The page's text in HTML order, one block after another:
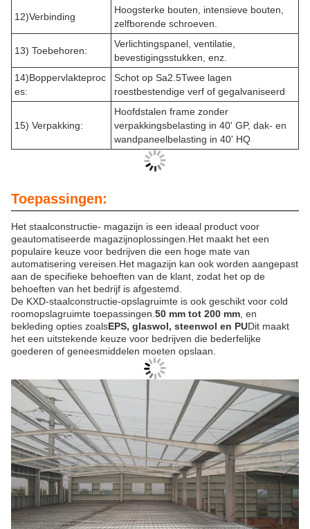
12)Verbinding
Hoogsterke bouten, intensieve bouten,
zelfborende schroeven.
13) Toebehoren:
Verlichtingspanel, ventilatie,
bevestigingsstukken, enz.
14)Boppervlakteproc
es:
Schot op Sa2.5­Twee lagen
roestbestendige verf of gegalvaniseerd
15) Verpakking:
Hoofdstalen frame zonder
verpakkingsbelasting in 40' GP, dak- en
wandpaneelbelasting in 40' HQ
Toepassingen:
Het staalconstructie- magazijn is een ideaal product voor
geautomatiseerde magazijnoplossingen.Het maakt het een
populaire keuze voor bedrijven die een hoge mate van
automatisering vereisen.Het magazijn kan ook worden aangepast
aan de specifieke behoeften van de klant, zodat het op de
behoeften van het bedrijf is afgestemd.
De KXD-staalconstructie-opslagruimte is ook geschikt voor cold
roomopslagruimte toepassingen. 50 mm tot 200 mm , en
bekleding opties zoalsEPS, glaswol, steenwol en PUDit maakt
het een uitstekende keuze voor bedrijven die bederfelijke
goederen of geneesmiddelen moeten opslaan.